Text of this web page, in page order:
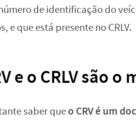
de identificação do
e que está presente no CRLV.
e o CRLV são
saber queo CRV é um